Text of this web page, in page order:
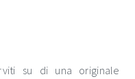
su di una originale